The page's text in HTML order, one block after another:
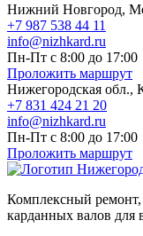
Нижний Новгород,
+7 987 538 44 11
info@nizhkard.ru
Пн-Пт с 8:00 до 17:00
Проложить маршрут
Нижегородская обл.,
+7 831 424 21 20
info@nizhkard.ru
Пн-Пт с 8:00 до 17:00
Проложить маршрут
Комплексный ремонт,
карданных валов для